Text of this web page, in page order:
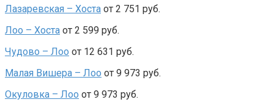
Лазаревская – Хоста от 2 751 руб.
Лоо – Хоста от 2 599 руб.
Чудово – Лоо от 12 631 руб.
Малая Вишера – Лоо от 9 973 руб.
Окуловка – Лоо от 9 973 руб.